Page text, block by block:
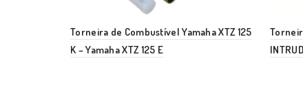
Torneira de Combustível Yamaha XTZ 125
K – Yamaha XTZ 125 E